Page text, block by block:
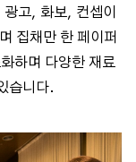
고, 화보, 컨셉이
집채만 한 페이퍼
하며 다양한 재료
습니다.